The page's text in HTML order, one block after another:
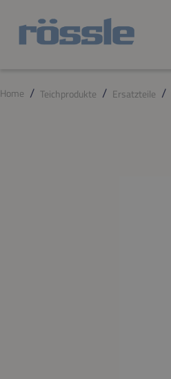
Hauptinhalt springen
Zur Suche springen
Zur Hauptnavigation springen
Home Teichprodukte Ersatzteile